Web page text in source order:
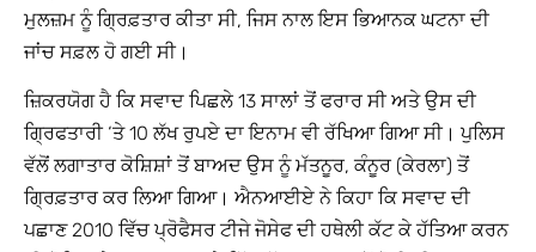
ਮੁਲਜ਼ਮ ਨੂੰ ਗ੍ਰਿਫ਼ਤਾਰ ਕੀਤਾ ਸੀ, ਜਿਸ ਨਾਲ ਇਸ ਭਿਆਨਕ ਘਟਨਾ ਦੀ
ਜਾਂਚ ਸਫ਼ਲ ਹੋ ਗਈ ਸੀ।
ਜ਼ਿਕਰਯੋਗ ਹੈ ਕਿ ਸਵਾਦ ਪਿਛਲੇ 13 ਸਾਲਾਂ ਤੋਂ ਫਰਾਰ ਸੀ ਅਤੇ ਉਸ ਦੀ
ਗ੍ਰਿਫਤਾਰੀ ‘ਤੇ 10 ਲੱਖ ਰੁਪਏ ਦਾ ਇਨਾਮ ਵੀ ਰੱਖਿਆ ਗਿਆ ਸੀ। ਪੁਲਿਸ
ਵੱਲੋਂ ਲਗਾਤਾਰ ਕੋਸ਼ਿਸ਼ਾਂ ਤੋਂ ਬਾਅਦ ਉਸ ਨੂੰ ਮੱਤਨੂਰ, ਕੰਨੂਰ (ਕੇਰਲਾ) ਤੋਂ
ਗ੍ਰਿਫ਼ਤਾਰ ਕਰ ਲਿਆ ਗਿਆ। ਐਨਆਈਏ ਨੇ ਕਿਹਾ ਕਿ ਸਵਾਦ ਦੀ
ਪਛਾਣ 2010 ਵਿੱਚ ਪ੍ਰੋਫੈਸਰ ਟੀਜੇ ਜੋਸੇਫ ਦੀ ਹਥੇਲੀ ਕੱਟ ਕੇ ਹੱਤਿਆ ਕਰਨ